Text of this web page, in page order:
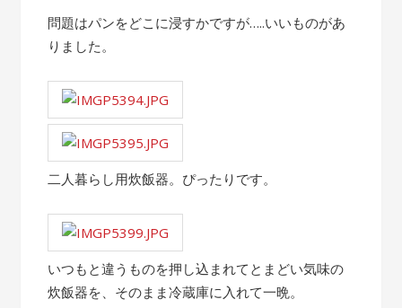
問題はパンをどこに浸すかですが…..いいものがあ
りました。
二人暮らし用炊飯器。ぴったりです。
いつもと違うものを押し込まれてとまどい気味の
炊飯器を、そのまま冷蔵庫に入れて一晩。